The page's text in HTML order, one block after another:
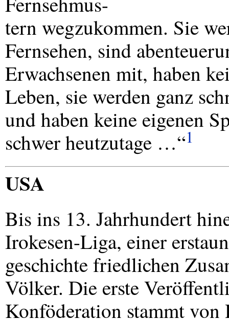
tern wegzukommen. Sie
Fernsehen, sind
Erwachsenen mit, haben
Leben, sie werden ganz
und haben keine eigenen
schwer heutzutage …“1
USA
Bis ins 13. Jahrhundert
Irokesen-Liga, einer
geschichte friedlichen
Völker. Die erste
Konföderation stammt